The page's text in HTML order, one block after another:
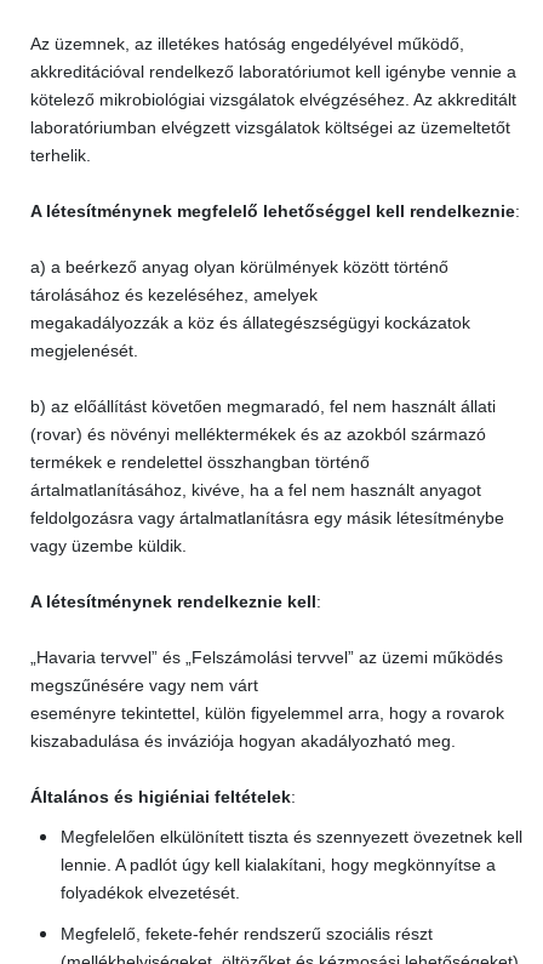
Az üzemnek, az illetékes hatóság engedélyével működő,
akkreditációval rendelkező laboratóriumot kell igénybe vennie a
kötelező mikrobiológiai vizsgálatok elvégzéséhez. Az akkreditált
laboratóriumban elvégzett vizsgálatok költségei az üzemeltetőt
terhelik.
A létesítménynek megfelelő lehetőséggel kell rendelkeznie:
a) a beérkező anyag olyan körülmények között történő
tárolásához és kezeléséhez, amelyek
megakadályozzák a köz és állategészségügyi kockázatok
megjelenését.
b) az előállítást követően megmaradó, fel nem használt állati
(rovar) és növényi melléktermékek és az azokból származó
termékek e rendelettel összhangban történő
ártalmatlanításához, kivéve, ha a fel nem használt anyagot
feldolgozásra vagy ártalmatlanításra egy másik létesítménybe
vagy üzembe küldik.
A létesítménynek rendelkeznie kell:
„Havaria tervvel” és „Felszámolási tervvel” az üzemi működés
megszűnésére vagy nem várt
eseményre tekintettel, külön figyelemmel arra, hogy a rovarok
kiszabadulása és inváziója hogyan akadályozható meg.
Általános és higiéniai feltételek:
Megfelelően elkülönített tiszta és szennyezett övezetnek kell
lennie. A padlót úgy kell kialakítani, hogy megkönnyítse a
folyadékok elvezetését.
Megfelelő, fekete-fehér rendszerű szociális részt